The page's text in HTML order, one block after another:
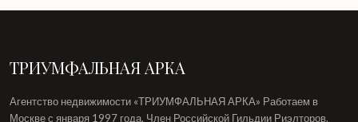
ТРИУМФАЛЬНАЯ АРКА
Агентство недвижимости «ТРИУМФАЛЬНАЯ АРКА» Работаем в
Москве с января 1997 года. Член Российской Гильдии Риэлторов.